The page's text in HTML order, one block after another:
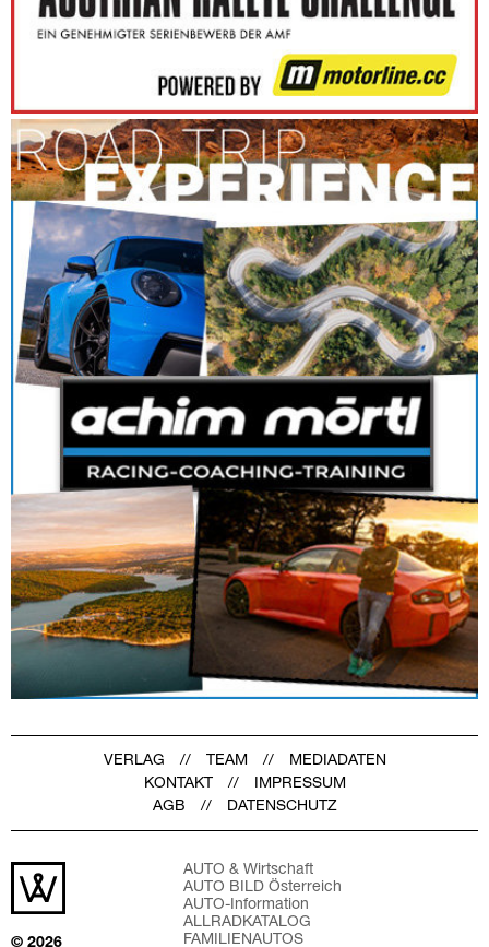
VERLAG TEAM
MEDIADATEN
KONTAKT
IMPRESSUM
AGB
DATENSCHUTZ
© 2026
AUTO & Wirtschaft
AUTO BILD Österreich
AUTO-Information
ALLRADKATALOG
FAMILIENAUTOS